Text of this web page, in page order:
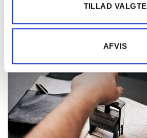
TILLAD VALGTE
AFVIS
Din Bilpartner vejhjælp